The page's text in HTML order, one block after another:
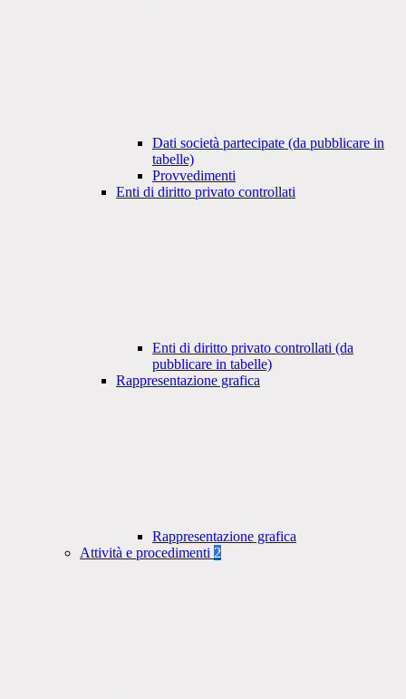
Dati società partecipate (da pubblicare in
tabelle)
Provvedimenti
Enti di diritto privato controllati
Enti di diritto privato controllati (da
pubblicare in tabelle)
Rappresentazione grafica
Rappresentazione grafica
Attività e procedimenti 2